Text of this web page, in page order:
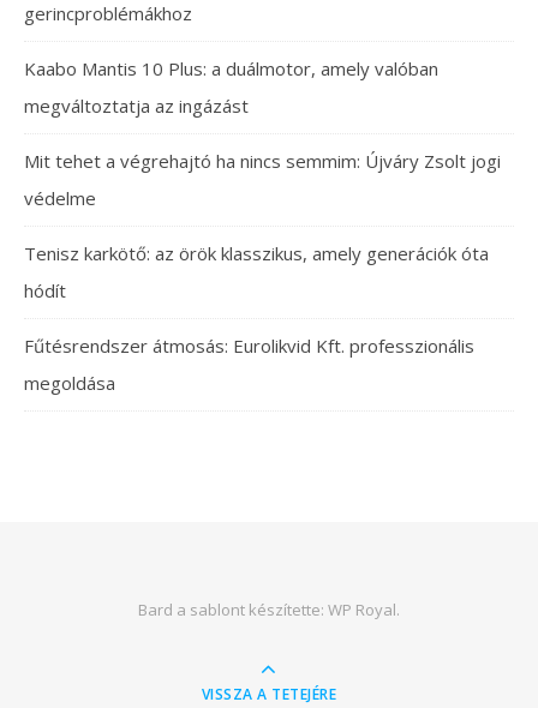
gerincproblémákhoz
Kaabo Mantis 10 Plus: a duálmotor, amely valóban
megváltoztatja az ingázást
Mit tehet a végrehajtó ha nincs semmim: Újváry Zsolt jogi
védelme
Tenisz karkötő: az örök klasszikus, amely generációk óta
hódít
Fűtésrendszer átmosás: Eurolikvid Kft. professzionális
megoldása
Bard a sablont készítette: WP Royal.
VISSZA A TETEJÉRE